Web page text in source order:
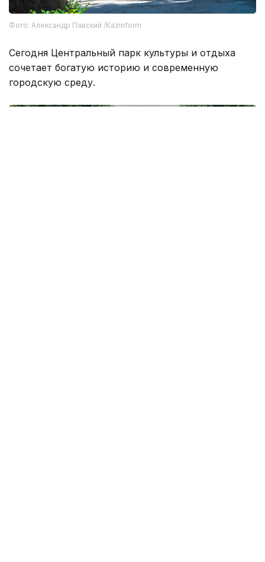
Фото: Александр Павский /Kazinform
Сегодня Центральный парк культуры и отдыха
сочетает богатую историю и современную
городскую среду.